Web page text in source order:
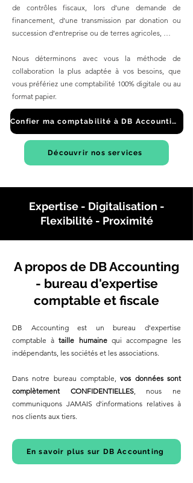
de contrôles fiscaux, lors d’une demande de
financement, d’une transmission par donation ou
succession d’entreprise ou de terres agricoles, …
Nous déterminons avec vous la méthode de
collaboration la plus adaptée à vos besoins, que
vous préfériez une comptabilité 100% digitale ou au
format papier.
Confier ma comptabilité à DB Accounting
Découvrir nos services
Expertise - Digitalisation -
Flexibilité - Proximité
A propos de DB Accounting
- bureau d'expertise
comptable et fiscale
DB Accounting est un bureau d'expertise
comptable àtaille humainequi accompagne les
indépendants, les sociétés et les associations.
Dans notre bureau comptable,vos données sont
complètement CONFIDENTIELLES, nous ne
communiquons JAMAIS d'informations relatives à
nos clients aux tiers.
En savoir plus sur DB Accounting